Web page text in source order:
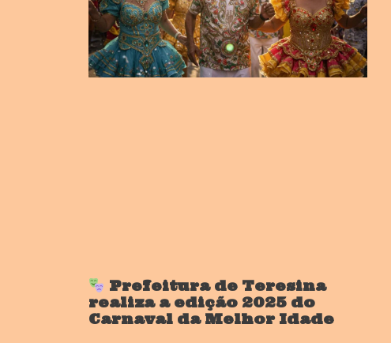
Prefeitura de Teresina
realiza a edição 2025 do
Carnaval da Melhor Idade